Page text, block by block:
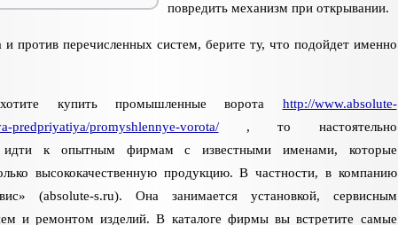
повредить механизм при открывании.
и против перечисленных систем, берите ту, что подойдет именно
купить промышленные ворота http://www.absolute-
predpriyatiya/promyshlennye-vorota/, то настоятельно
идти к опытным фирмам с известными именами, которые
высококачественную продукцию. В частности, в компанию
(absolute-s.ru). Она занимается установкой, сервисным
и ремонтом изделий. В каталоге фирмы вы встретите самые